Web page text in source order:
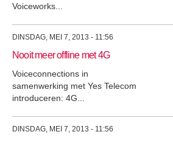
Voiceworks...
DINSDAG, MEI 7, 2013 - 11:56
Nooit meer offline met 4G
Voiceconnections in
samenwerking met Yes Telecom
introduceren: 4G...
DINSDAG, MEI 7, 2013 - 11:56